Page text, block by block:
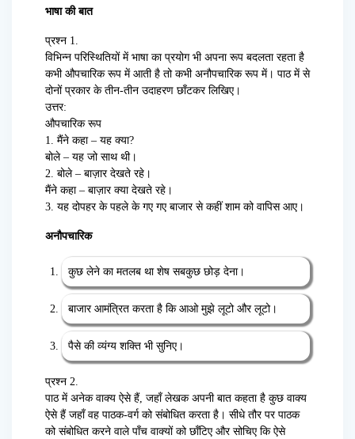
भाषा की बात
प्रश्न 1.
विभिन्न परिस्थितियों में भाषा का प्रयोग भी अपना रूप बदलता रहता है
कभी औपचारिक रूप में आती है तो कभी अनौपचारिक रूप में। पाठ में से
दोनों प्रकार के तीन-तीन उदाहरण छाँटकर लिखिए।
उत्तर:
औपचारिक रूप
1. मैंने कहा – यह क्या?
बोले – यह जो साथ थी।
2. बोले – बाज़ार देखते रहे।
मैंने कहा – बाज़ार क्या देखते रहे।
3. यह दोपहर के पहले के गए गए बाजार से कहीं शाम को वापिस आए।
अनौपचारिक
कुछ लेने का मतलब था शेष सबकुछ छोड़ देना।
बाजार आमंत्रित करता है कि आओ मुझे लूटो और लूटो।
पैसे की व्यंग्य शक्ति भी सुनिए।
प्रश्न 2.
पाठ में अनेक वाक्य ऐसे हैं, जहाँ लेखक अपनी बात कहता है कुछ वाक्य
ऐसे हैं जहाँ वह पाठक-वर्ग को संबोधित करता है। सीधे तौर पर पाठक
को संबोधित करने वाले पाँच वाक्यों को छाँटिए और सोचिए कि ऐसे